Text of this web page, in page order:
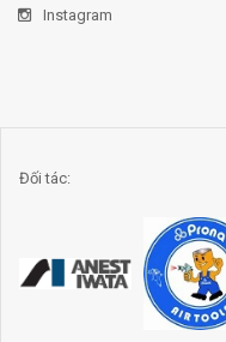
Instagram
Đối tác: